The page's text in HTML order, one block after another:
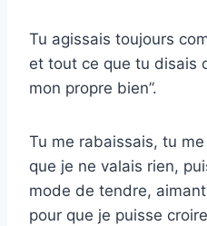
Tu agissais toujours
et tout ce que tu disais
mon propre bien”.
Tu me rabaissais, tu
que je ne valais rien,
mode de tendre,
pour que je puisse